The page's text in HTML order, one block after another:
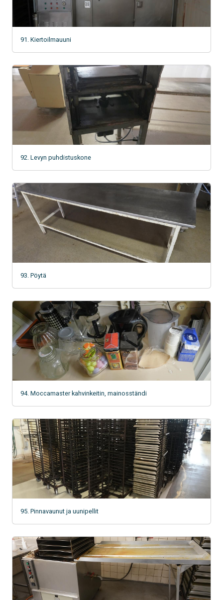
91. Kiertoilmauuni
92. Levyn puhdistuskone
93. Pöytä
94. Moccamaster kahvinkeitin, mainosständi
95. Pinnavaunut ja uunipellit